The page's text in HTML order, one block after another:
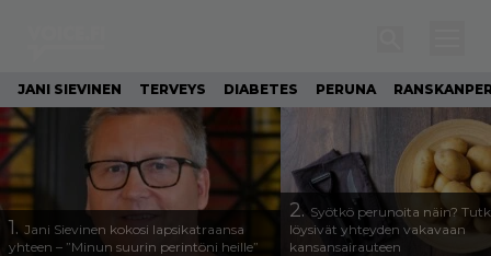
JANI SIEVINEN TERVEYS DIABETES PERUNA
1. Jani Sievinen kokosi lapsikatraansa
yhteen – ”Minun suurin perintöni heille”
2. Syötkö perunoita näin?
löysivät yhteyden vakavaan
kansansairauteen